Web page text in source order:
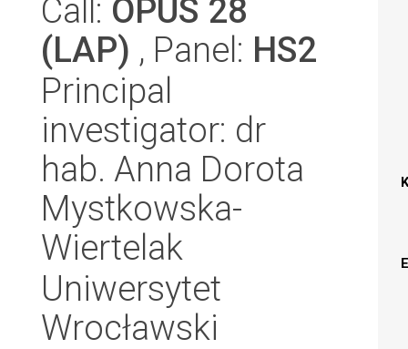
Call: OPUS 28
(LAP) , Panel: HS2
Principal
investigator: dr
hab. Anna Dorota
Mystkowska-
Wiertelak
Uniwersytet
Wrocławski